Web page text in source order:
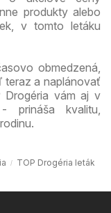
produkty alebo
v tomto letáku
obmedzená,
teraz a naplánovať
Drogéria vám aj v
kvalitu,
TOP Drogéria leták